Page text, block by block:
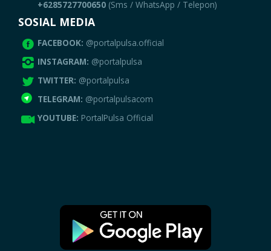
+6285727700650 (Sms / WhatsApp / Telepon)
SOSIAL MEDIA
FACEBOOK: @portalpulsa.official
INSTAGRAM: @portalpulsa
TWITTER: @portalpulsa
TELEGRAM: @portalpulsacom
YOUTUBE: PortalPulsa Official